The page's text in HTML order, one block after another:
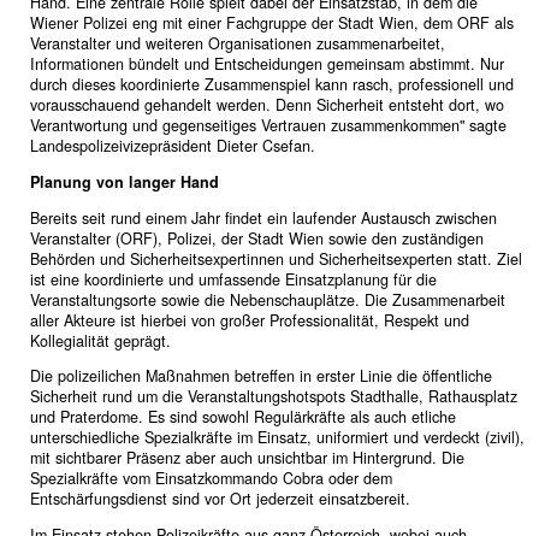
Wiener Polizei eng mit einer Fachgruppe der Stadt Wien, dem ORF als
Veranstalter und weiteren Organisationen zusammenarbeitet,
Informationen bündelt und Entscheidungen gemeinsam abstimmt. Nur
durch dieses koordinierte Zusammenspiel kann rasch, professionell und
vorausschauend gehandelt werden. Denn Sicherheit entsteht dort, wo
Verantwortung und gegenseitiges Vertrauen zusammenkommen" sagte
Landespolizeivizepräsident Dieter Csefan.
Planung von langer Hand
Bereits seit rund einem Jahr findet ein laufender Austausch zwischen
Veranstalter (ORF), Polizei, der Stadt Wien sowie den zuständigen
Behörden und Sicherheitsexpertinnen und Sicherheitsexperten statt. Ziel
ist eine koordinierte und umfassende Einsatzplanung für die
Veranstaltungsorte sowie die Nebenschauplätze. Die Zusammenarbeit
aller Akteure ist hierbei von großer Professionalität, Respekt und
Kollegialität geprägt.
Die polizeilichen Maßnahmen betreffen in erster Linie die öffentliche
Sicherheit rund um die Veranstaltungshotspots Stadthalle, Rathausplatz
und Praterdome. Es sind sowohl Regulärkräfte als auch etliche
unterschiedliche Spezialkräfte im Einsatz, uniformiert und verdeckt (zivil),
mit sichtbarer Präsenz aber auch unsichtbar im Hintergrund. Die
Spezialkräfte vom Einsatzkommando Cobra oder dem
Entschärfungsdienst sind vor Ort jederzeit einsatzbereit.